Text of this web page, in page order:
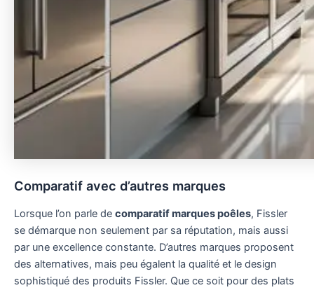
Comparatif avec d’autres marques
Lorsque l’on parle de comparatif marques poêles, Fissler
se démarque non seulement par sa réputation, mais aussi
par une excellence constante. D’autres marques proposent
des alternatives, mais peu égalent la qualité et le design
sophistiqué des produits Fissler. Que ce soit pour des plats